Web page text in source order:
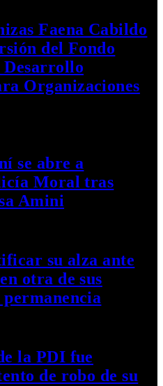
Faena Cabildo
del Fondo
Desarrollo
Organizaciones
se abre a
Moral tras
Amini
su alza ante
otra de sus
la PDI fue
de robo de su